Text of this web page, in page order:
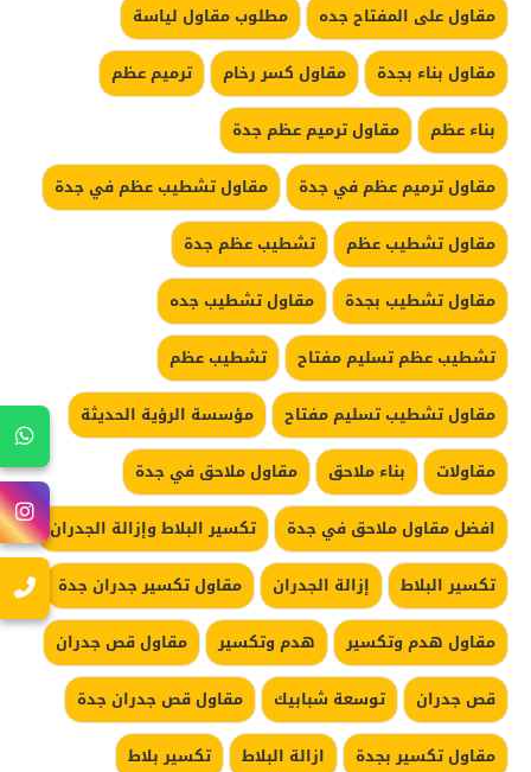
مقاول على المفتاح جده
مطلوب مقاول لياسة
مقاول بناء بجدة
مقاول كسر رخام
ترميم عظم
بناء عظم
مقاول ترميم عظم جدة
مقاول ترميم عظم في جدة
مقاول تشطيب عظم في جدة
مقاول تشطيب عظم
تشطيب عظم جدة
مقاول تشطيب بجدة
مقاول تشطيب جده
تشطيب عظم تسليم مفتاح
تشطيب عظم
مقاول تشطيب تسليم مفتاح
مؤسسة الرؤية الحديثة
مقاولات
بناء ملاحق
مقاول ملاحق في جدة
افضل مقاول ملاحق في جدة
تكسير البلاط وإزالة الجدران
تكسير البلاط
إزالة الجدران
مقاول تكسير جدران جدة
مقاول هدم وتكسير
هدم وتكسير
مقاول قص جدران
قص جدران
توسعة شبابيك
مقاول قص جدران جدة
مقاول تكسير بجدة
ازالة البلاط
تكسير بلاط